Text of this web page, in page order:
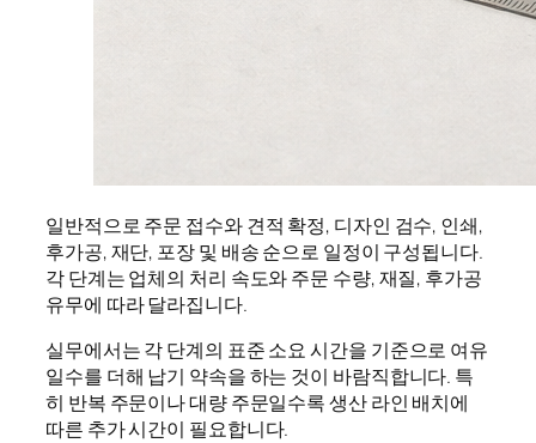
일반적으로 주문 접수와 견적 확정, 디자인 검수, 인쇄,
후가공, 재단, 포장 및 배송 순으로 일정이 구성됩니다.
각 단계는 업체의 처리 속도와 주문 수량, 재질, 후가공
유무에 따라 달라집니다.
실무에서는 각 단계의 표준 소요 시간을 기준으로 여유
일수를 더해 납기 약속을 하는 것이 바람직합니다. 특
히 반복 주문이나 대량 주문일수록 생산 라인 배치에
따른 추가 시간이 필요합니다.